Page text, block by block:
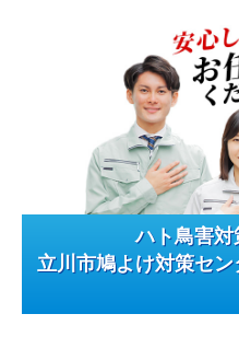
ハト鳥害対
立川市鳩よけ対策セ